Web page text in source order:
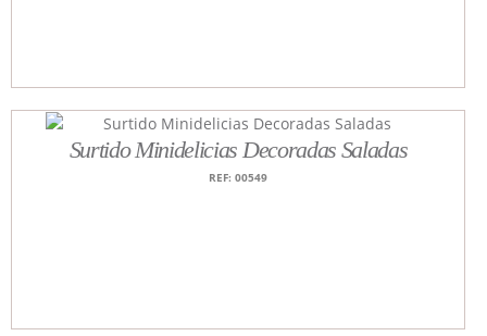
Surtido Minidelicias Decoradas Saladas
REF: 00549